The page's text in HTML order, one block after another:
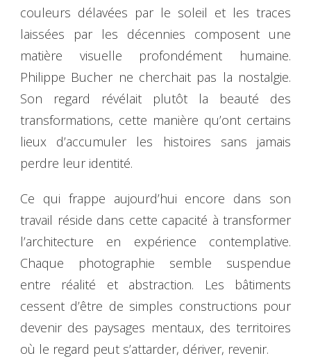
couleurs délavées par le soleil et les traces
laissées par les décennies composent une
matière visuelle profondément humaine.
Philippe Bucher ne cherchait pas la nostalgie.
Son regard révélait plutôt la beauté des
transformations, cette manière qu’ont certains
lieux d’accumuler les histoires sans jamais
perdre leur identité.
Ce qui frappe aujourd’hui encore dans son
travail réside dans cette capacité à transformer
l’architecture en expérience contemplative.
Chaque photographie semble suspendue
entre réalité et abstraction. Les bâtiments
cessent d’être de simples constructions pour
devenir des paysages mentaux, des territoires
où le regard peut s’attarder, dériver, revenir.